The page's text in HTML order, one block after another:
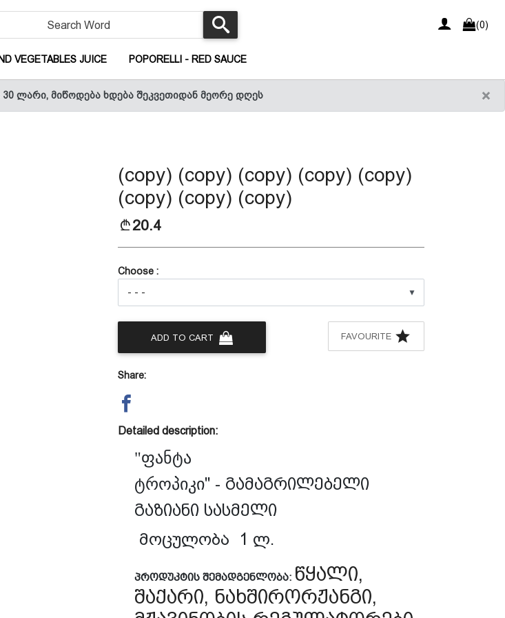
×
ლარი, მიწოდება ხდება შეკვეთიდან მეორე დღეს
(0)
VEGETABLES JUICE(CURRENT)
POPORELLI - RED SAUCE(CURRENT)
(copy) (copy) (copy) (copy) (copy)
(copy) (copy) (copy)
20.4
Choose :
▼
ADD TO CART FAVOURITE
Share:
Detailed description:
"ფანტა
ტროპიკი" - გამაგრილებელი
გაზიანი სასმელი
მოცულობა 1 ლ.
პროდუკტის შემადგენლობა: წყალი,
შაქარი, ნახშირორჟანგი,